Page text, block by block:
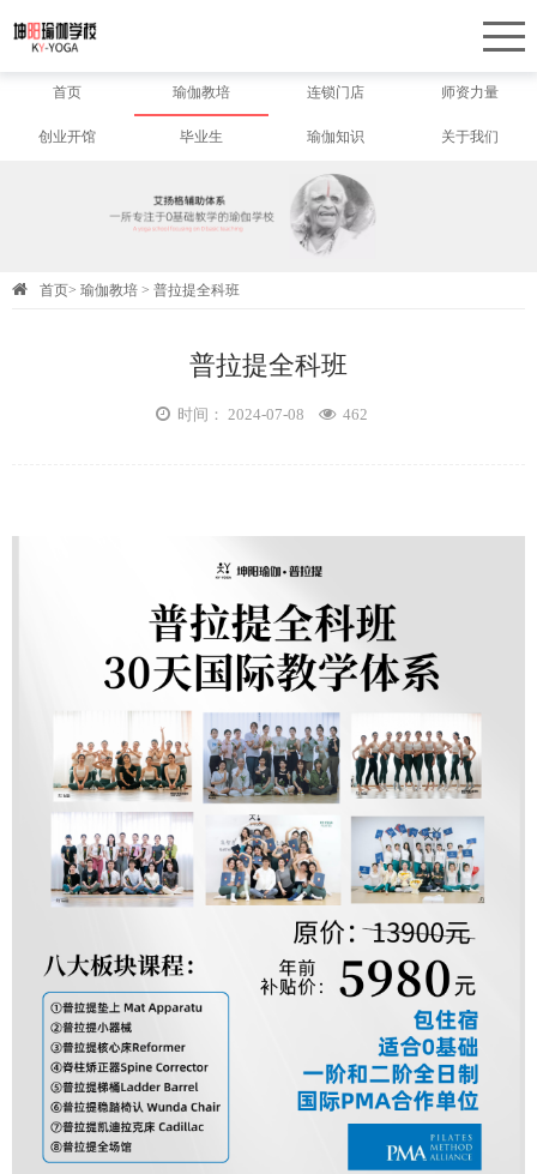
首页 瑜伽教培 连锁门店 师资力量
创业开馆 毕业生 瑜伽知识 关于我们
首页> 瑜伽教培 > 普拉提全科班
普拉提全科班
时间： 2024-07-08 462